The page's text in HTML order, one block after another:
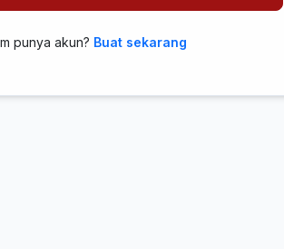
punya akun? Buat sekarang